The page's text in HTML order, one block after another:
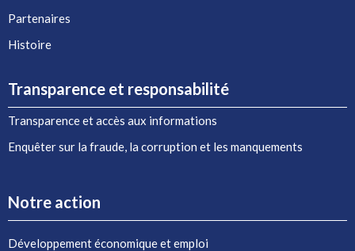
Partenaires
Histoire
Transparence et responsabilité
Transparence et accès aux informations
Enquêter sur la fraude, la corruption et les manquements
Notre action
Développement économique et emploi